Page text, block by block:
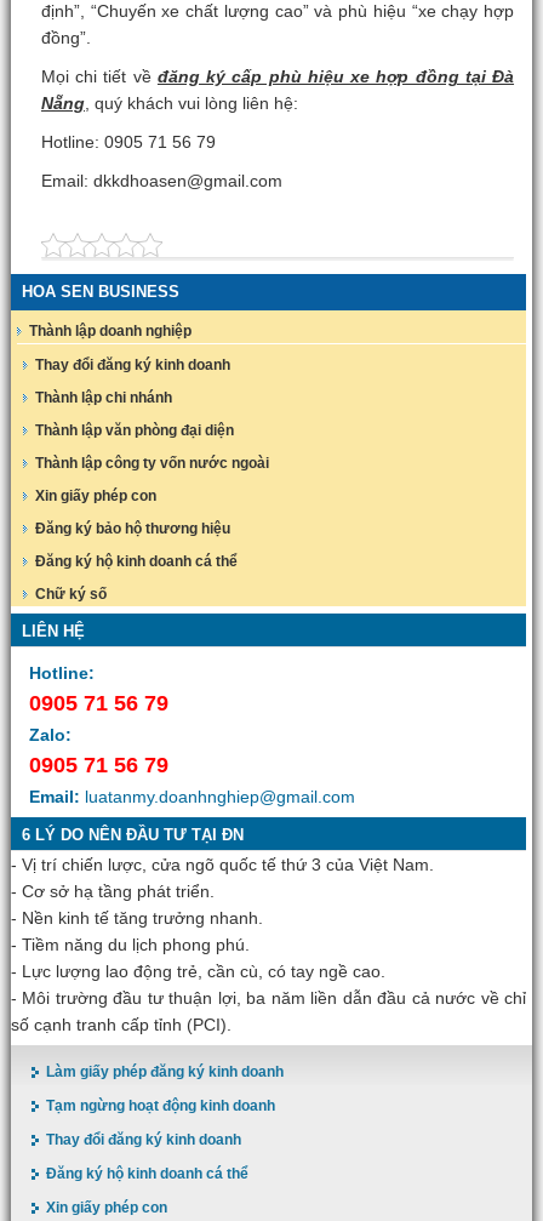
định”, “Chuyến xe chất lượng cao” và phù hiệu “xe chạy hợp
đồng”.
Mọi chi tiết về đăng ký cấp phù hiệu xe hợp đồng tại Đà
Nẵng, quý khách vui lòng liên hệ:
Hotline: 0905 71 56 79
Email: dkkdhoasen@gmail.com
HOA SEN BUSINESS
Thành lập doanh nghiệp
Thay đổi đăng ký kinh doanh
Thành lập chi nhánh
Thành lập văn phòng đại diện
Thành lập công ty vốn nước ngoài
Xin giấy phép con
Đăng ký bảo hộ thương hiệu
Đăng ký hộ kinh doanh cá thể
Chữ ký số
LIÊN HỆ
Hotline:
0905 71 56 79
Zalo:
0905 71 56 79
Email: luatanmy.doanhnghiep@gmail.com
6 LÝ DO NÊN ĐẦU TƯ TẠI ĐN
- Vị trí chiến lược, cửa ngõ quốc tế thứ 3 của Việt Nam.
- Cơ sở hạ tầng phát triển.
- Nền kinh tế tăng trưởng nhanh.
- Tiềm năng du lịch phong phú.
- Lực lượng lao động trẻ, cần cù, có tay ngề cao.
- Môi trường đầu tư thuận lợi, ba năm liền dẫn đầu cả nước về chỉ
số cạnh tranh cấp tỉnh (PCI).
Làm giấy phép đăng ký kinh doanh
Tạm ngừng hoạt động kinh doanh
Thay đổi đăng ký kinh doanh
Đăng ký hộ kinh doanh cá thể
Xin giấy phép con